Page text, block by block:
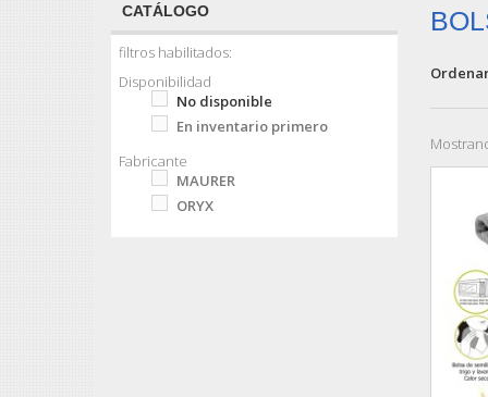
CATÁLOGO
filtros habilitados:
Disponibilidad
No disponible
En inventario primero
Fabricante
MAURER
ORYX